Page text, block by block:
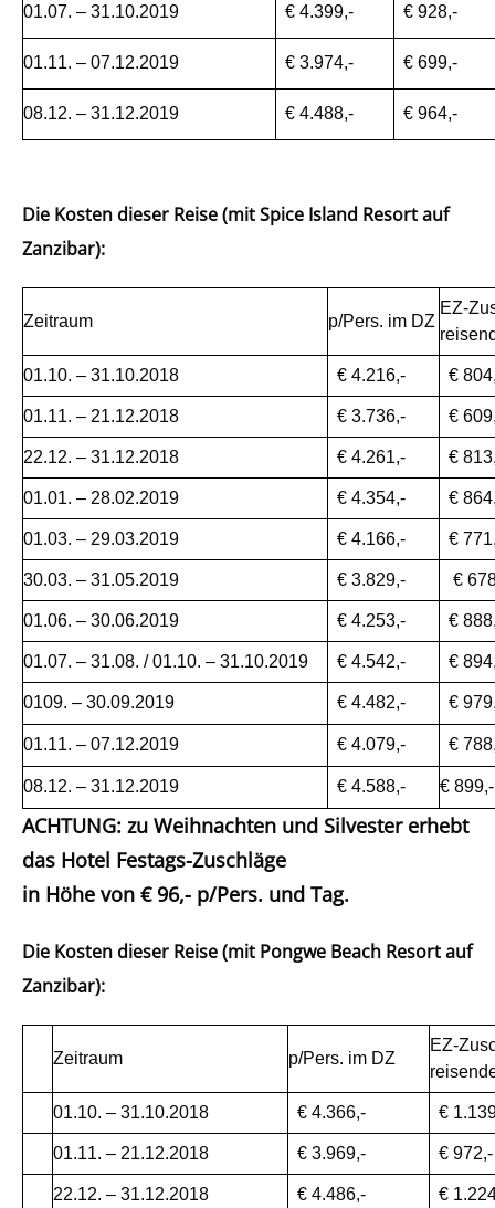
01.07. – 31.10.2019 € 4.399,- € 928,-
01.11. – 07.12.2019 € 3.974,- € 699,-
08.12. – 31.12.2019 € 4.488,- € 964,-
Die Kosten dieser Reise (mit Spice Island Resort auf
Zanzibar):
Zeitraum p/Pers. im DZ
EZ-
01.10. – 31.10.2018 € 4.216,- €
01.11. – 21.12.2018 € 3.736,- €
22.12. – 31.12.2018 € 4.261,- €
01.01. – 28.02.2019 € 4.354,- €
01.03. – 29.03.2019 € 4.166,- €
30.03. – 31.05.2019 € 3.829,- €
01.06. – 30.06.2019 € 4.253,- €
01.07. – 31.08. / 01.10. – 31.10.2019 € 4.542,- €
0109. – 30.09.2019 € 4.482,- €
01.11. – 07.12.2019 € 4.079,- €
08.12. – 31.12.2019 € 4.588,- € 899,-
ACHTUNG: zu Weihnachten und Silvester erhebt
das Hotel Festags-Zuschläge
in Höhe von € 96,- p/Pers. und Tag.
Die Kosten dieser Reise (mit Pongwe Beach Resort auf
Zanzibar):
Zeitraum p/Pers. im DZ
EZ-
01.10. – 31.10.2018 € 4.366,- €
01.11. – 21.12.2018 € 3.969,- € 972,-
22.12. – 31.12.2018 € 4.486,- €